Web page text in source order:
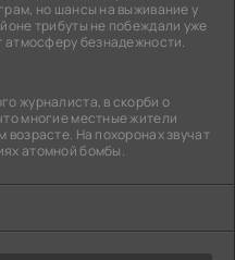
но шансы на выживание у
трибуты не побеждали уже
атмосферу безнадежности.
журналиста, в скорби о
многие местные жители
возрасте. На похоронах звучат
атомной бомбы.